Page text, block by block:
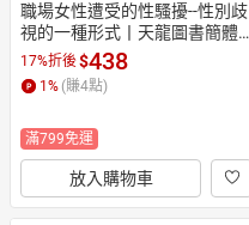
職場女性遭受的性騷擾--性別歧
視的一種形式丨天龍圖書簡體
字專賣店丨9787100250030 (tl
2607)
17%折後$438
1% (賺4點)
滿799免運
放入購物車